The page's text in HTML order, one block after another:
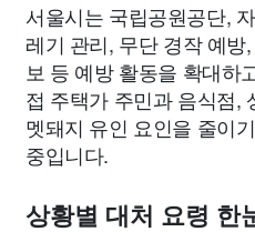
서울시는 국립공원공단,
레기 관리, 무단 경작 예
보 등 예방 활동을 확대하
접 주택가 주민과 음식점,
멧돼지 유인 요인을 줄이
중입니다.
상황별 대처 요령 한